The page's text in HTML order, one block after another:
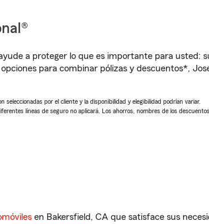
a proteger lo que es importante para usted:
para combinar pólizas y descuentos*,
por el cliente y la disponibilidad y elegibilidad podrían variar.
líneas de seguro no aplicará. Los ahorros, nombres de los
en Bakersfield, CA que satisface sus